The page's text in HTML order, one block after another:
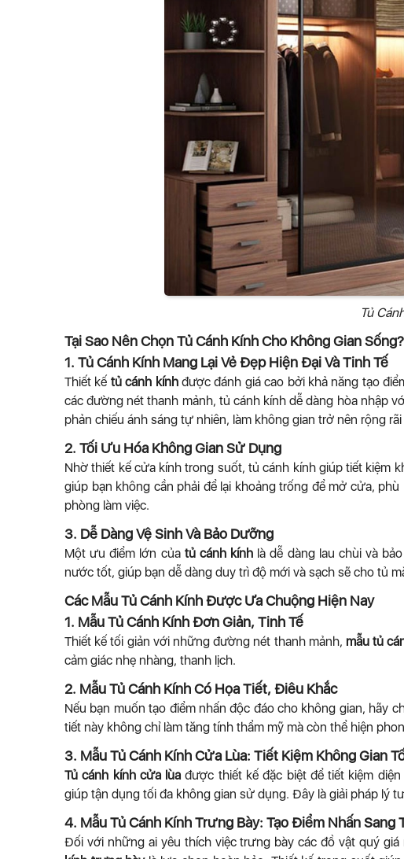
Tủ
Tại Sao Nên Chọn Tủ Cánh Kính Cho Không Gian Sống?
1. Tủ Cánh Kính Mang Lại Vẻ Đẹp Hiện Đại Và Tinh Tế
Thiết kế tủ cánh kínhđược đánh giá cao bởi khả năng tạo
các đường nét thanh mảnh, tủ cánh kính dễ dàng hòa nhập
phản chiếu ánh sáng tự nhiên, làm không gian trở nên rộng
2. Tối Ưu Hóa Không Gian Sử Dụng
Nhờ thiết kế cửa kính trong suốt, tủ cánh kính giúp tiết kiệm
giúp bạn không cần phải để lại khoảng trống để mở cửa,
phòng làm việc.
3. Dễ Dàng Vệ Sinh Và Bảo Dưỡng
Một ưu điểm lớn của tủ cánh kính là dễ dàng lau chùi và
nước tốt, giúp bạn dễ dàng duy trì độ mới và sạch sẽ cho tủ
Các Mẫu Tủ Cánh Kính Được Ưa Chuộng Hiện Nay
1. Mẫu Tủ Cánh Kính Đơn Giản, Tinh Tế
Thiết kế tối giản với những đường nét thanh mảnh, mẫu tủ
cảm giác nhẹ nhàng, thanh lịch.
2. Mẫu Tủ Cánh Kính Có Họa Tiết, Điêu Khắc
Nếu bạn muốn tạo điểm nhấn độc đáo cho không gian, hãy
tiết này không chỉ làm tăng tính thẩm mỹ mà còn thể hiện
3. Mẫu Tủ Cánh Kính Cửa Lùa: Tiết Kiệm Không Gian
Tủ cánh kính cửa lùa được thiết kế đặc biệt để tiết kiệm
giúp tận dụng tối đa không gian sử dụng. Đây là giải pháp lý
4. Mẫu Tủ Cánh Kính Trưng Bày: Tạo Điểm Nhấn Sang
Đối với những ai yêu thích việc trưng bày các đồ vật quý